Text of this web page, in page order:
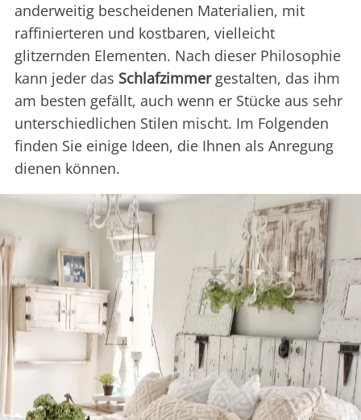
anderweitig bescheidenen Materialien, mit
raffinierteren und kostbaren, vielleicht
glitzernden Elementen. Nach dieser Philosophie
kann jeder das Schlafzimmergestalten, das ihm
am besten gefällt, auch wenn er Stücke aus sehr
unterschiedlichen Stilen mischt. Im Folgenden
finden Sie einige Ideen, die Ihnen als Anregung
dienen können.